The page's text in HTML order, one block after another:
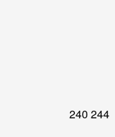
240 244